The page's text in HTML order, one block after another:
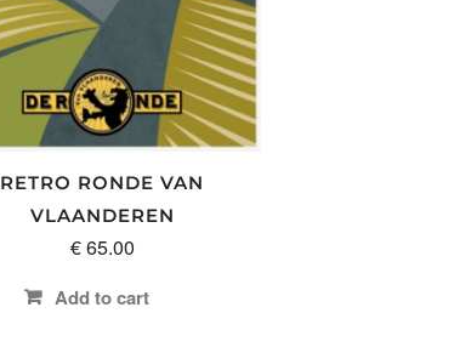
RETRO RONDE VAN
VLAANDEREN
€65.00
Add to cart